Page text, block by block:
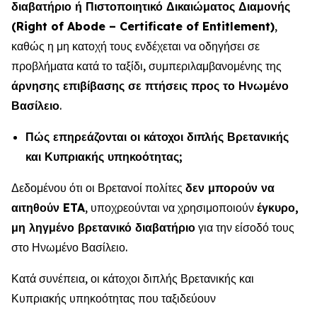
διαβατήριο ή Πιστοποιητικό Δικαιώματος Διαμονής
(Right of Abode – Certificate of Entitlement),
καθώς η μη κατοχή τους ενδέχεται να οδηγήσει σε
προβλήματα κατά το ταξίδι, συμπεριλαμβανομένης της
άρνησης επιβίβασης σε πτήσεις προς το Ηνωμένο
Βασίλειο.
Πώς επηρεάζονται οι κάτοχοι διπλής Βρετανικής
και Κυπριακής υπηκοότητας;
Δεδομένου ότι οι Βρετανοί πολίτες δεν μπορούν να
αιτηθούν ETA, υποχρεούνται να χρησιμοποιούν έγκυρο,
μη ληγμένο βρετανικό διαβατήριο για την είσοδό τους
στο Ηνωμένο Βασίλειο.
Κατά συνέπεια, οι κάτοχοι διπλής Βρετανικής και
Κυπριακής υπηκοότητας που ταξιδεύουν